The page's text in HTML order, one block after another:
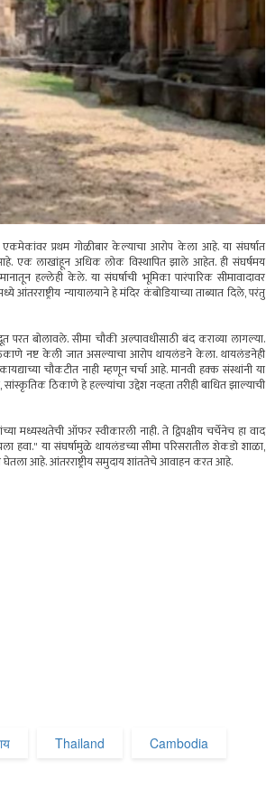
प्रथम गोळीबार केल्याचा आरोप केला आहे. या संघर्षात
एक लाखांहून अधिक लोक विस्थापित झाले आहेत. ही संघर्षमय
हल्लेही केले. या संघर्षाची भूमिका पारंपारिक सीमावादावर
न्यायालयाने हे मंदिर कंबोडियाच्या ताब्यात दिले, परंतु
बोलावले. सीमा चौकी अल्पावधीसाठी बंद कराव्या लागल्या.
नष्ट केली जात असल्याचा आरोप थायलंडने केला. थायलंडनेही
चौकटीत नाही म्हणून चर्चा आहे. मानवी हक्क संस्थांनी या
ठिकाणे हे हल्ल्यांचा उद्देश नव्हता तरीही बाधित झाल्याची
मध्यस्थतेची ऑफर स्वीकारली नाही. ते द्विपक्षीय चर्चेनेच हा वाद
हवा." या संघर्षामुळे थायलंडच्या सीमा परिसरातील शेकडो शाळा,
आहे. आंतरराष्ट्रीय समुदाय शांततेचे आवाहन करत आहे.
Thailand Cambodia